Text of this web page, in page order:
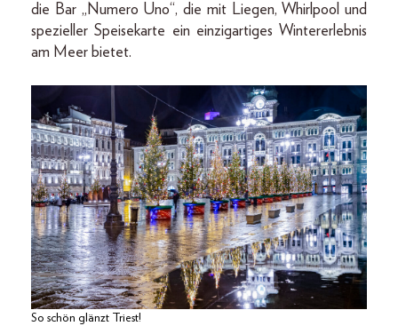
die Bar „Numero Uno“, die mit Liegen, Whirlpool und
spezieller Speisekarte ein einzigartiges Wintererlebnis
am Meer bietet.
So schön glänzt Triest!